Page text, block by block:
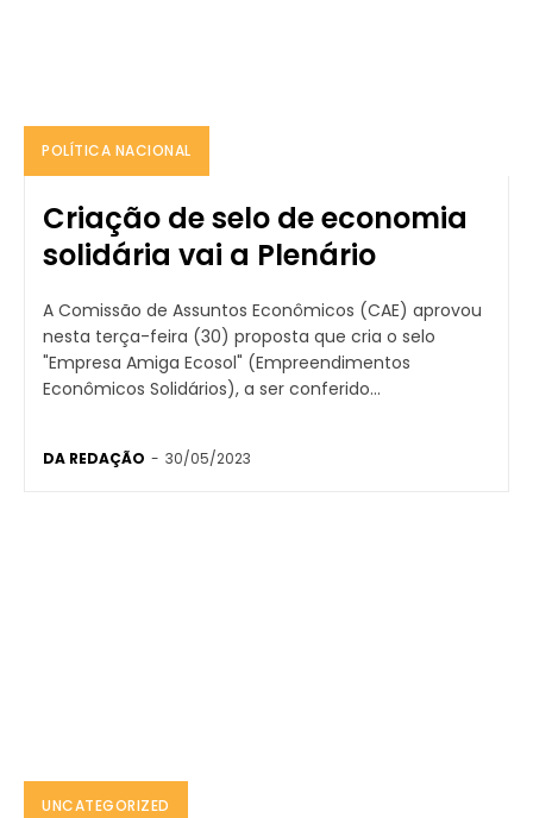
POLÍTICA NACIONAL
Criação de selo de economia
solidária vai a Plenário
A Comissão de Assuntos Econômicos (CAE) aprovou
nesta terça-feira (30) proposta que cria o selo
"Empresa Amiga Ecosol" (Empreendimentos
Econômicos Solidários), a ser conferido...
DA REDAÇÃO - 30/05/2023
UNCATEGORIZED